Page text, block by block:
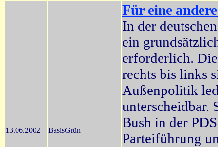
13.06.2002 BasisGrün
Für eine
In der
ein
erforderlich.
rechts bis links
Außenpolitik
unterscheidbar.
Bush in der
Parteiführung